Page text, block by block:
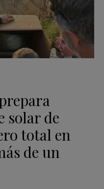
solar de
total en
de un